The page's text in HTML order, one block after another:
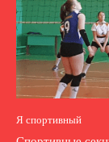
Я спортивный